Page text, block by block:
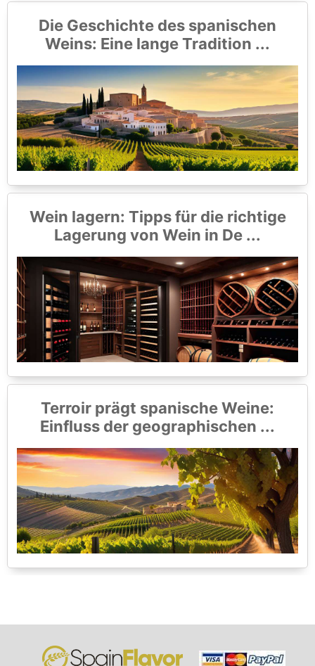
Die Geschichte des spanischen
Weins: Eine lange Tradition ...
Wein lagern: Tipps für die richtige
Lagerung von Wein in De ...
Terroir prägt spanische Weine:
Einfluss der geographischen ...